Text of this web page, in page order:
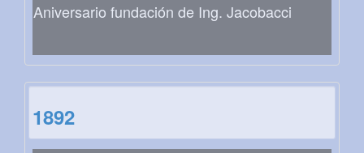
Aniversario fundación de Ing. Jacobacci
1892